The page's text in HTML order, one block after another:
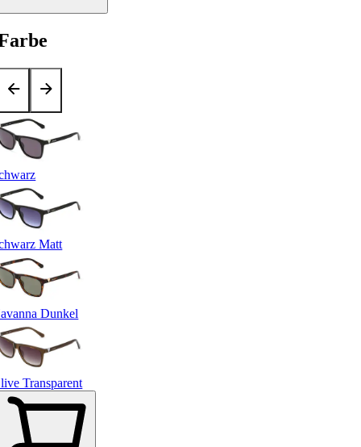
Matt
Dunkel
Transparent